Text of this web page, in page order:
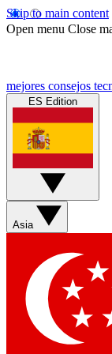
Skip to main content
Open menu Close
mejores consejos
ES Edition
Asia